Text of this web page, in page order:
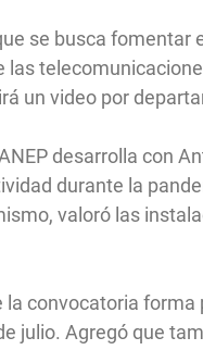
se busca fomentar
las
un video por
desarrolla con
durante la
valoró las
la convocatoria
julio. Agregó que